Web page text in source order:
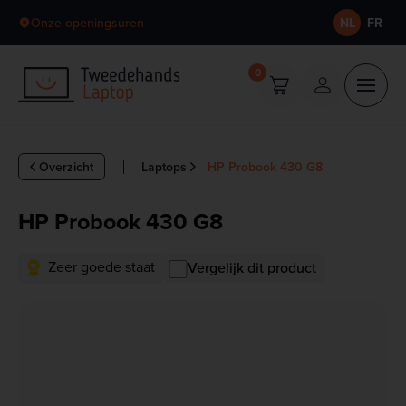
Onze openingsuren NL FR
0
Laptops HP Probook 430 G8
Overzicht
HP Probook 430 G8
Zeer goede staat Vergelijk dit product